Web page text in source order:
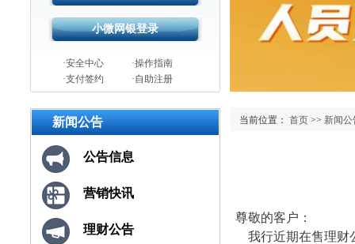
·安全中心
·操作指南
·支付签约
·自助注册
新闻公告
公告信息
营销快讯
理财公告
当前位置： 首页 >> 新闻公
尊敬的客户：
我行近期在售理财